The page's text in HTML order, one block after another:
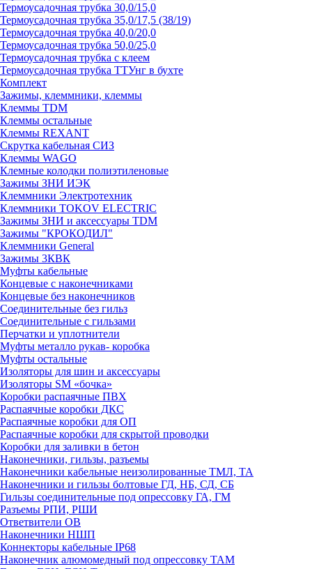
Термоусадочная трубка 30,0/15,0
Термоусадочная трубка 35,0/17,5 (38/19)
Термоусадочная трубка 40,0/20,0
Термоусадочная трубка 50,0/25,0
Термоусадочная трубка с клеем
Термоусадочная трубка ТТУнг в бухте
Комплект
Зажимы, клеммники, клеммы
Клеммы TDM
Клеммы остальные
Клеммы REXANT
Скрутка кабельная СИЗ
Клеммы WAGO
Клемные колодки полиэтиленовые
Зажимы ЗНИ ИЭК
Клеммники Электротехник
Клеммники TOKOV ELECTRIC
Зажимы ЗНИ и аксессуары TDM
Зажимы "КРОКОДИЛ"
Клеммники General
Зажимы 3КВК
Муфты кабельные
Концевые с наконечниками
Концевые без наконечников
Соединительные без гильз
Соединительные с гильзами
Перчатки и уплотнители
Муфты металло рукав- коробка
Муфты остальные
Изоляторы для шин и аксессуары
Изоляторы SM «бочка»
Коробки распаячные ПВХ
Распаячные коробки ДКС
Распаячные коробки для ОП
Распаячные коробки для скрытой проводки
Коробки для заливки в бетон
Наконечники, гильзы, разъемы
Наконечники кабельные неизолированные ТМЛ, ТА
Наконечники и гильзы болтовые ГД, НБ, СД, СБ
Гильзы соединительные под опрессовку ГА, ГМ
Разъемы РПИ, РШИ
Ответвители ОВ
Наконечники НШП
Коннекторы кабельные IP68
Наконечник алюмомедный под опрессовку ТАМ